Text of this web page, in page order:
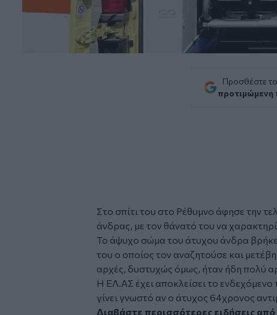
Προσθέστε το
προτιμώμενη
Στο σπίτι του στο Ρέθυμνο άφησε την
άνδρας, με τον θάνατό του να
Το άψυχο σώμα του άτυχου άνδρα
του ο οποίος τον αναζητούσε και
αρχές, δυστυχώς όμως, ήταν ήδη πολύ
Η ΕΛ.ΑΣ έχει αποκλείσει το ενδεχόμενο
γίνει γνωστό αν ο άτυχος 64χρονος
Διαβάστε περισσότερες ειδήσεις από